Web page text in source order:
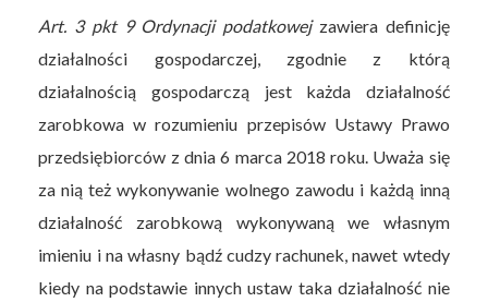
Art. 3 pkt 9 Ordynacji podatkowejzawiera definicję
działalności gospodarczej, zgodnie z którą
działalnością gospodarczą jest każda działalność
zarobkowa w rozumieniu przepisów Ustawy Prawo
przedsiębiorców z dnia 6 marca 2018 roku. Uważa się
za nią też wykonywanie wolnego zawodu i każdą inną
działalność zarobkową wykonywaną we własnym
imieniu i na własny bądź cudzy rachunek, nawet wtedy
kiedy na podstawie innych ustaw taka działalność nie